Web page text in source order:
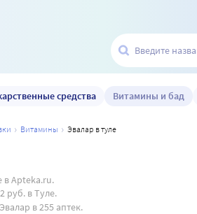
средства Витамины и бад
витамины эвалар в туле
в Apteka.ru.
руб. в Туле.
в 255 аптек.